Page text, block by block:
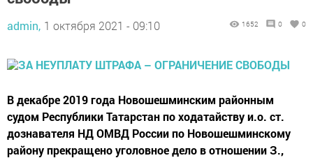
admin, 1 октября 2021 - 09:10 1652 0 0
В декабре 2019 года Новошешминским районным
судом Республики Татарстан по ходатайству и.о. ст.
дознавателя НД ОМВД России по Новошешминскому
району прекращено уголовное дело в отношении З.,